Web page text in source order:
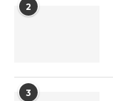
2
3